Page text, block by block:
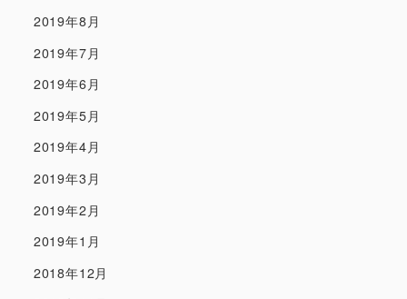
2019年8月
2019年7月
2019年6月
2019年5月
2019年4月
2019年3月
2019年2月
2019年1月
2018年12月